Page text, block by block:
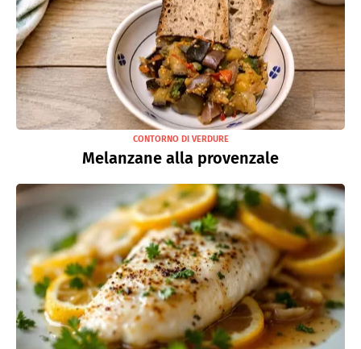
CONTORNO DI VERDURE
Melanzane alla provenzale